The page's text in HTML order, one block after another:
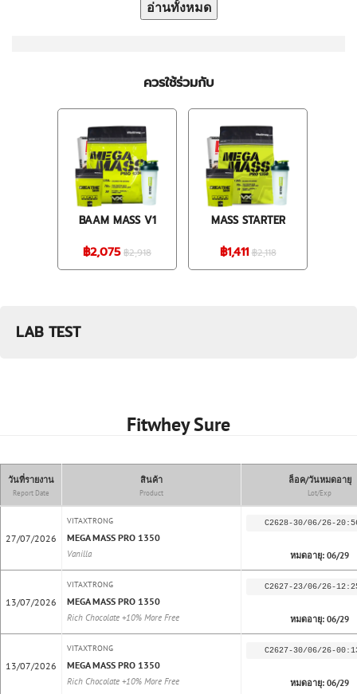
อ่านทั้งหมด
ควรใช้ร่วมกับ
BAAM MASS V1
฿2,075 ฿2,918
MASS STARTER
฿1,411 ฿2,118
LAB TEST
Fitwhey Sure
วันที่รายงาน
Report Date
สินค้า
Product
ล็อค/วันหมดอายุ
Lot/Exp
27/07/2026
VITAXTRONG
MEGA MASS PRO 1350
Vanilla
C2628-30/06/26-
หมดอายุ: 06/29
13/07/2026
VITAXTRONG
MEGA MASS PRO 1350
Rich Chocolate +10% More Free
C2627-23/06/26-
หมดอายุ: 06/29
13/07/2026
VITAXTRONG
MEGA MASS PRO 1350
Rich Chocolate +10% More Free
C2627-30/06/26-
หมดอายุ: 06/29